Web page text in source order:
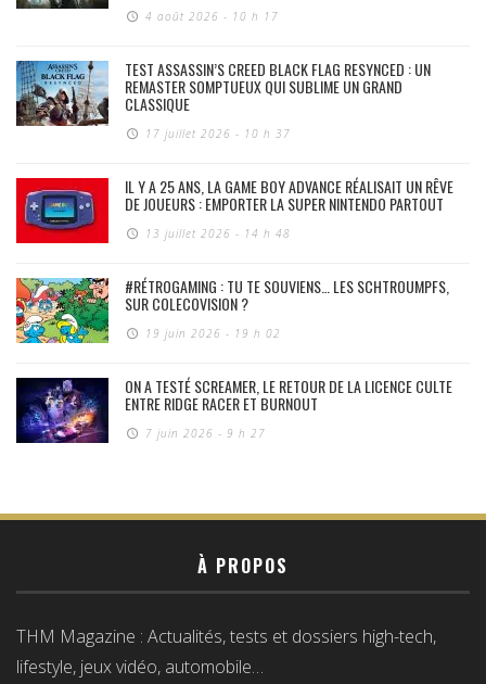
4 août 2026 - 10 h 17
TEST ASSASSIN’S CREED BLACK FLAG RESYNCED : UN
REMASTER SOMPTUEUX QUI SUBLIME UN GRAND
CLASSIQUE
17 juillet 2026 - 10 h 37
IL Y A 25 ANS, LA GAME BOY ADVANCE RÉALISAIT UN RÊVE
DE JOUEURS : EMPORTER LA SUPER NINTENDO PARTOUT
13 juillet 2026 - 14 h 48
#RÉTROGAMING : TU TE SOUVIENS… LES SCHTROUMPFS,
SUR COLECOVISION ?
19 juin 2026 - 19 h 02
ON A TESTÉ SCREAMER, LE RETOUR DE LA LICENCE CULTE
ENTRE RIDGE RACER ET BURNOUT
7 juin 2026 - 9 h 27
À PROPOS
THM Magazine : Actualités, tests et dossiers high-tech,
lifestyle, jeux vidéo, automobile…